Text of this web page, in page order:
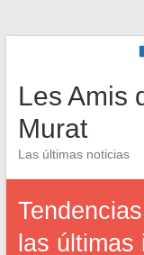
Les Amis
Murat
Las últimas noticias
las